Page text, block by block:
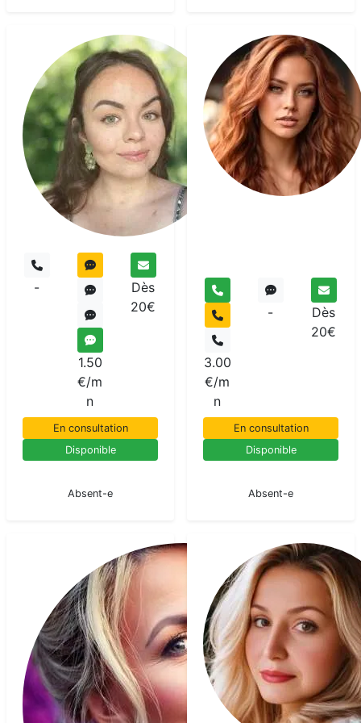
Laura
Moon
Voyant
-
1.50
€/m
n
Dès
20€
En consultation
Disponible
Absent-e
3.00
€/m
n
-
Dès
20€
En consultation
Disponible
Absent-e